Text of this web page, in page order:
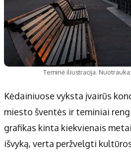
Teminė iliustracija. Nuotrauka:
Kėdainiuose vyksta įvairūs
miesto šventės ir teminiai
grafikas kinta kiekvienais
išvyką, verta peržvelgti